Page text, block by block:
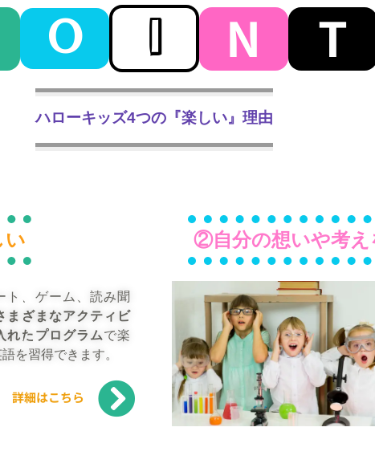
O I N T
ハローキッズ4つの『楽しい』理由
い
ト、ゲーム、読み聞
まざまなアクティビ
れたプログラムで楽
を習得できます。
詳細はこちら
②自分の想いや考え